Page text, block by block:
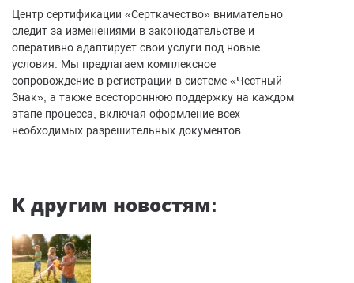
Центр сертификации «Серткачество» внимательно
следит за изменениями в законодательстве и
оперативно адаптирует свои услуги под новые
условия. Мы предлагаем комплексное
сопровождение в регистрации в системе «Честный
Знак», а также всестороннюю поддержку на каждом
этапе процесса, включая оформление всех
необходимых разрешительных документов.
К другим новостям: